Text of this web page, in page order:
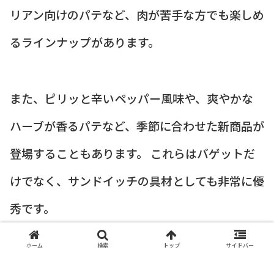
リアン向けのパテなど、肉が苦手な方でも楽しめ
るラインナップがあります。
また、ピリッと辛いペッパー風味や、爽やかな
ハーブが香るパテなど、季節に合わせた新商品が
登場することもあります。 これらはバゲットだ
けでなく、サンドイッチの具材としても非常に優
秀です。
ホーム 検索 トップ サイドバー